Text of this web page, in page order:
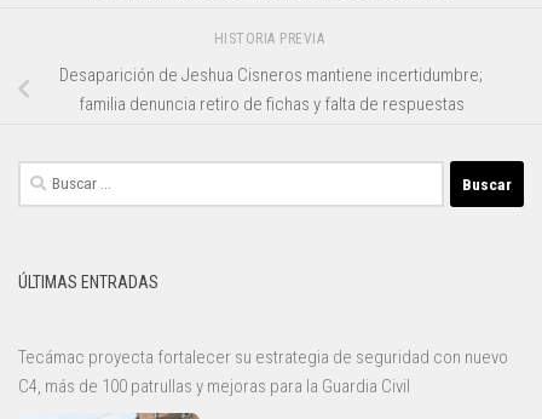
HISTORIA PREVIA
Desaparición de Jeshua Cisneros mantiene incertidumbre;
familia denuncia retiro de fichas y falta de respuestas
Buscar:
ÚLTIMAS ENTRADAS
Tecámac proyecta fortalecer su estrategia de seguridad con nuevo
C4, más de 100 patrullas y mejoras para la Guardia Civil